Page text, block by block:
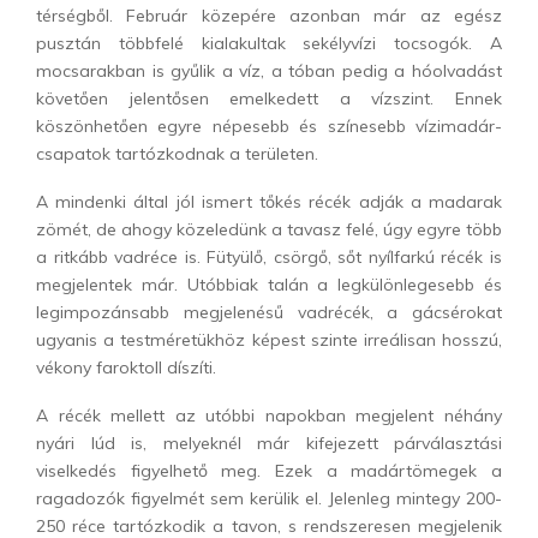
térségből. Február közepére azonban már az egész
pusztán többfelé kialakultak sekélyvízi tocsogók. A
mocsarakban is gyűlik a víz, a tóban pedig a hóolvadást
követően jelentősen emelkedett a vízszint. Ennek
köszönhetően egyre népesebb és színesebb vízimadár-
csapatok tartózkodnak a területen.
A mindenki által jól ismert tőkés récék adják a madarak
zömét, de ahogy közeledünk a tavasz felé, úgy egyre több
a ritkább vadréce is. Fütyülő, csörgő, sőt nyílfarkú récék is
megjelentek már. Utóbbiak talán a legkülönlegesebb és
legimpozánsabb megjelenésű vadrécék, a gácsérokat
ugyanis a testméretükhöz képest szinte irreálisan hosszú,
vékony faroktoll díszíti.
A récék mellett az utóbbi napokban megjelent néhány
nyári lúd is, melyeknél már kifejezett párválasztási
viselkedés figyelhető meg. Ezek a madártömegek a
ragadozók figyelmét sem kerülik el. Jelenleg mintegy 200-
250 réce tartózkodik a tavon, s rendszeresen megjelenik